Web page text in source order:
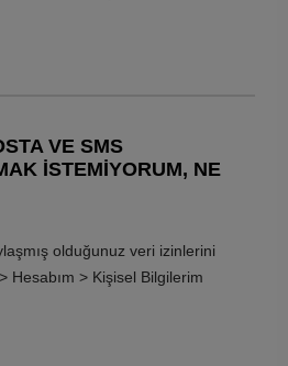
VE SMS
ISTEMIYORUM, NE
olduğunuz veri izinlerini
Hesabım > Kişisel Bilgilerim